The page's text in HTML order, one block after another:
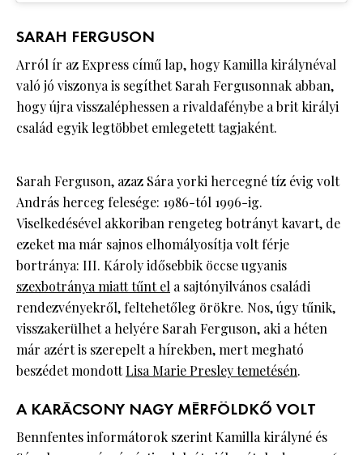
SARAH FERGUSON
Arról ír az Express című lap, hogy Kamilla királynéval
való jó viszonya is segíthet Sarah Fergusonnak abban,
hogy újra visszaléphessen a rivaldafénybe a brit királyi
család egyik legtöbbet emlegetett tagjaként.
Sarah Ferguson, azaz Sára yorki hercegné tíz évig volt
András herceg felesége: 1986-tól 1996-ig.
Viselkedésével akkoriban rengeteg botrányt kavart, de
ezeket ma már sajnos elhomályosítja volt férje
bortránya: III. Károly idősebbik öccse ugyanis
szexbotránya miatt tűnt el a sajtónyilvános családi
rendezvényekről, feltehetőleg örökre. Nos, úgy tűnik,
visszakerülhet a helyére Sarah Ferguson, aki a héten
már azért is szerepelt a hírekben, mert megható
beszédet mondottLisa Marie Presley temetésén.
A KARÁCSONY NAGY MÉRFÖLDKŐ VOLT
Bennfentes informátorok szerint Kamilla királyné és